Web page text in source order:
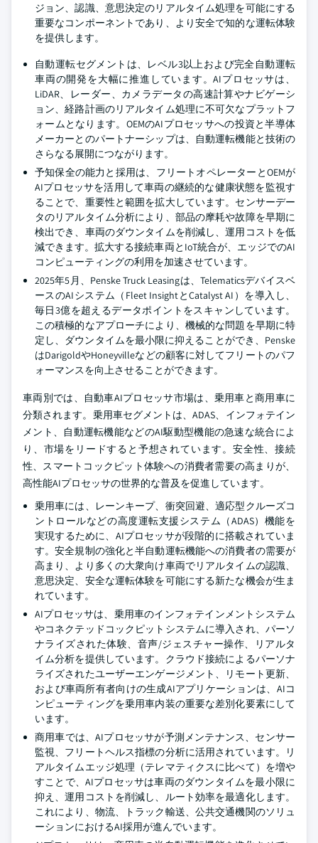
ジョン、認識、意思決定のリアルタイム処理を可能にする
重要なコンポーネントであり、より安全で知的な運転体験
を提供します。
自動運転セグメントは、レベル3以上および完全自動運転
車両の開発を大幅に推進しています。AIプロセッサは、
LiDAR、レーダー、カメラデータの高速計算やナビゲーシ
ョン、経路計画のリアルタイム処理に不可欠なプラットフ
ォームとなります。OEMのAIプロセッサへの投資と半導体
メーカーとのパートナーシップは、自動運転機能と技術の
さらなる展開につながります。
予知保全の能力と採用は、フリートオペレーターとOEMが
AIプロセッサを活用して車両の継続的な健康状態を監視す
ることで、重要性と範囲を拡大しています。センサーデー
タのリアルタイム分析により、部品の摩耗や故障を早期に
検出でき、車両のダウンタイムを削減し、運用コストを低
減できます。拡大する接続車両とIoT統合が、エッジでのAI
コンピューティングの利用を加速させています。
2025年5月、Penske Truck Leasingは、Telematicsデバイスベ
ースのAIシステム（Fleet InsightとCatalyst AI）を導入し、
毎日3億を超えるデータポイントをスキャンしています。
この積極的なアプローチにより、機械的な問題を早期に特
定し、ダウンタイムを最小限に抑えることができ、Penske
はDarigoldやHoneyvilleなどの顧客に対してフリートのパフ
ォーマンスを向上させることができます。
車両別では、自動車AIプロセッサ市場は、乗用車と商用車に
分類されます。乗用車セグメントは、ADAS、インフォテイン
メント、自動運転機能などのAI駆動型機能の急速な統合によ
り、市場をリードすると予想されています。安全性、接続
性、スマートコックピット体験への消費者需要の高まりが、
高性能AIプロセッサの世界的な普及を促進しています。
乗用車には、レーンキープ、衝突回避、適応型クルーズコ
ントロールなどの高度運転支援システム（ADAS）機能を
実現するために、AIプロセッサが段階的に搭載されていま
す。安全規制の強化と半自動運転機能への消費者の需要が
高まり、より多くの大衆向け車両でリアルタイムの認識、
意思決定、安全な運転体験を可能にする新たな機会が生ま
れています。
AIプロセッサは、乗用車のインフォテインメントシステム
やコネクテッドコックピットシステムに導入され、パーソ
ナライズされた体験、音声/ジェスチャー操作、リアルタ
イム分析を提供しています。クラウド接続によるパーソナ
ライズされたユーザーエンゲージメント、リモート更新、
および車両所有者向けの生成AIアプリケーションは、AIコ
ンピューティングを乗用車内装の重要な差別化要素にして
います。
商用車では、AIプロセッサが予測メンテナンス、センサー
監視、フリートヘルス指標の分析に活用されています。リ
アルタイムエッジ処理（テレマティクスに比べて）を増や
すことで、AIプロセッサは車両のダウンタイムを最小限に
抑え、運用コストを削減し、ルート効率を最適化します。
これにより、物流、トラック輸送、公共交通機関のソリュ
ーションにおけるAI採用が進んでいます。